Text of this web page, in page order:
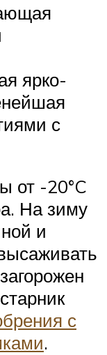
ярко-
с
от -20°C
На зиму
и
с
.